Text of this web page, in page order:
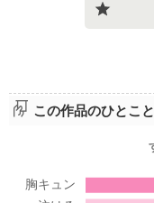
この作品のひとこ